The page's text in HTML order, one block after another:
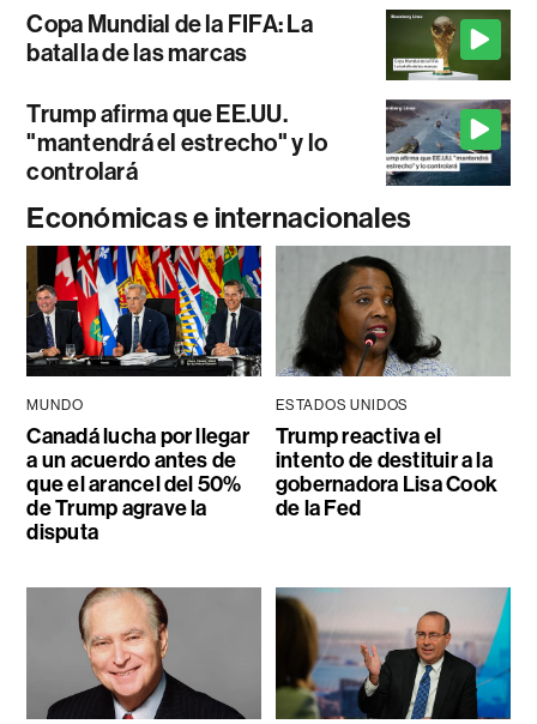
Copa Mundial de la FIFA: La
batalla de las marcas
Trump afirma que EE.UU.
"mantendrá el estrecho" y lo
controlará
Económicas e internacionales
MUNDO
Canadá lucha por llegar
a un acuerdo antes de
que el arancel del 50%
de Trump agrave la
disputa
ESTADOS UNIDOS
Trump reactiva el
intento de destituir a la
gobernadora Lisa Cook
de la Fed